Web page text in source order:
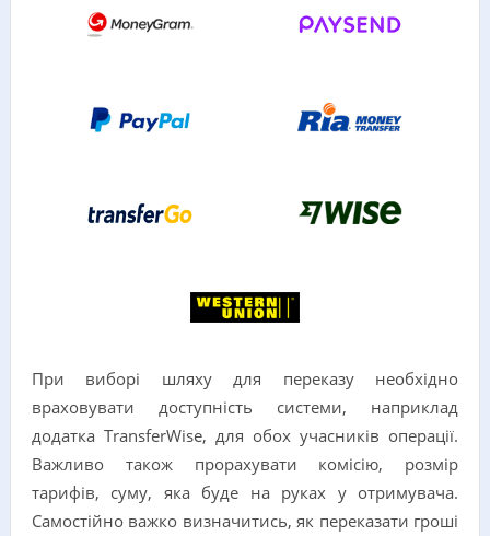
При виборі шляху для переказу необхідно
враховувати доступність системи, наприклад
додатка TransferWise, для обох учасників операції.
Важливо також прорахувати комісію, розмір
тарифів, суму, яка буде на руках у отримувача.
Самостійно важко визначитись, як переказати гроші